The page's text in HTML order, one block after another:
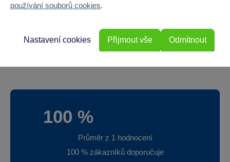
Výška
100 %
Průměr z 1 hodnocení
100 % zákazníků doporučuje
používání souborů cookies.
Odmítnout
Nastavení cookies Přijmout vše